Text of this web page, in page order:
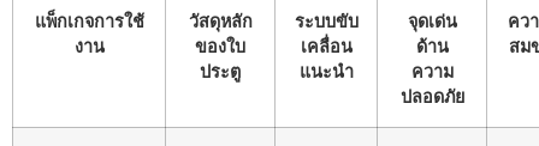
แพ็กเกจการใช้
งาน
วัสดุหลัก
ของใบ
ประตู
ระบบขับ
เคลื่อน
แนะนำ
จุดเด่น
ด้าน
ความ
ปลอดภัย
คว
สม